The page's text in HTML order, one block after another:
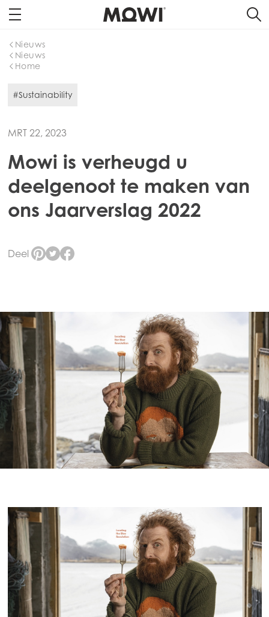
Home
Nieuws
Nieuws
#Sustainability
MRT 22, 2023
Mowi is verheugd u
deelgenoot te maken van
ons Jaarverslag 2022
Deel